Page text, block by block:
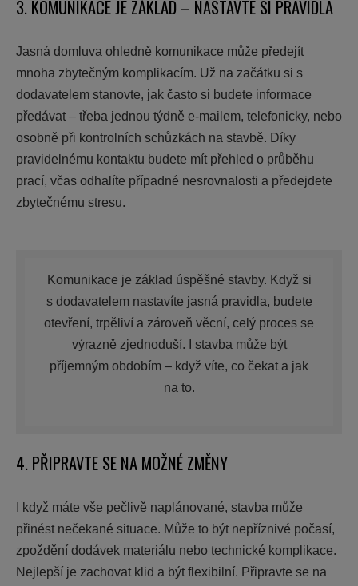
3. KOMUNIKACE JE ZÁKLAD – NASTAVTE SI PRAVIDLA
Jasná domluva ohledně komunikace může předejít
mnoha zbytečným komplikacím. Už na začátku si s
dodavatelem stanovte, jak často si budete informace
předávat – třeba jednou týdně e-mailem, telefonicky, nebo
osobně při kontrolních schůzkách na stavbě. Díky
pravidelnému kontaktu budete mít přehled o průběhu
prací, včas odhalíte případné nesrovnalosti a předejdete
zbytečnému stresu.
Komunikace je základ úspěšné stavby. Když si
s dodavatelem nastavíte jasná pravidla, budete
otevření, trpěliví a zároveň věcní, celý proces se
výrazně zjednoduší. I stavba může být
příjemným obdobím – když víte, co čekat a jak
na to.
4. PŘIPRAVTE SE NA MOŽNÉ ZMĚNY
I když máte vše pečlivě naplánované, stavba může
přinést nečekané situace. Může to být nepříznivé počasí,
zpoždění dodávek materiálu nebo technické komplikace.
Nejlepší je zachovat klid a být flexibilní. Připravte se na